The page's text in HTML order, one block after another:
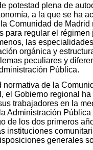
potestad plena de
a la que se ha
Comunidad de Madrid
para regular el régimen
las
orgánica y
peculiares y
Pública.
normativa de la
el Gobierno regional
trabajadores en la
Administración Pública
de los dos primeros
instituciones
generales